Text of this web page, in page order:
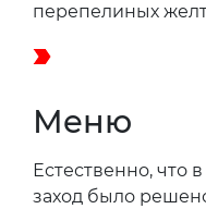
перепелиных
Меню
Естественно, что
заход было